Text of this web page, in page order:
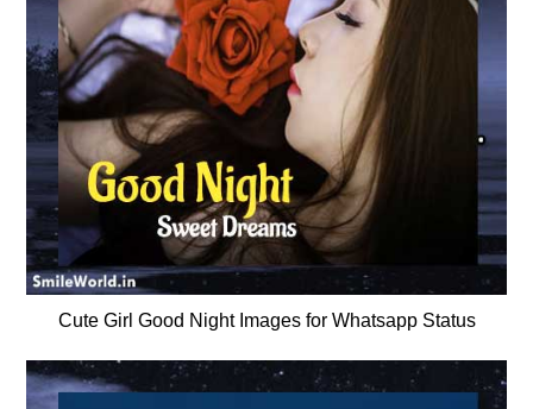
Cute Girl Good Night Images for Whatsapp Status